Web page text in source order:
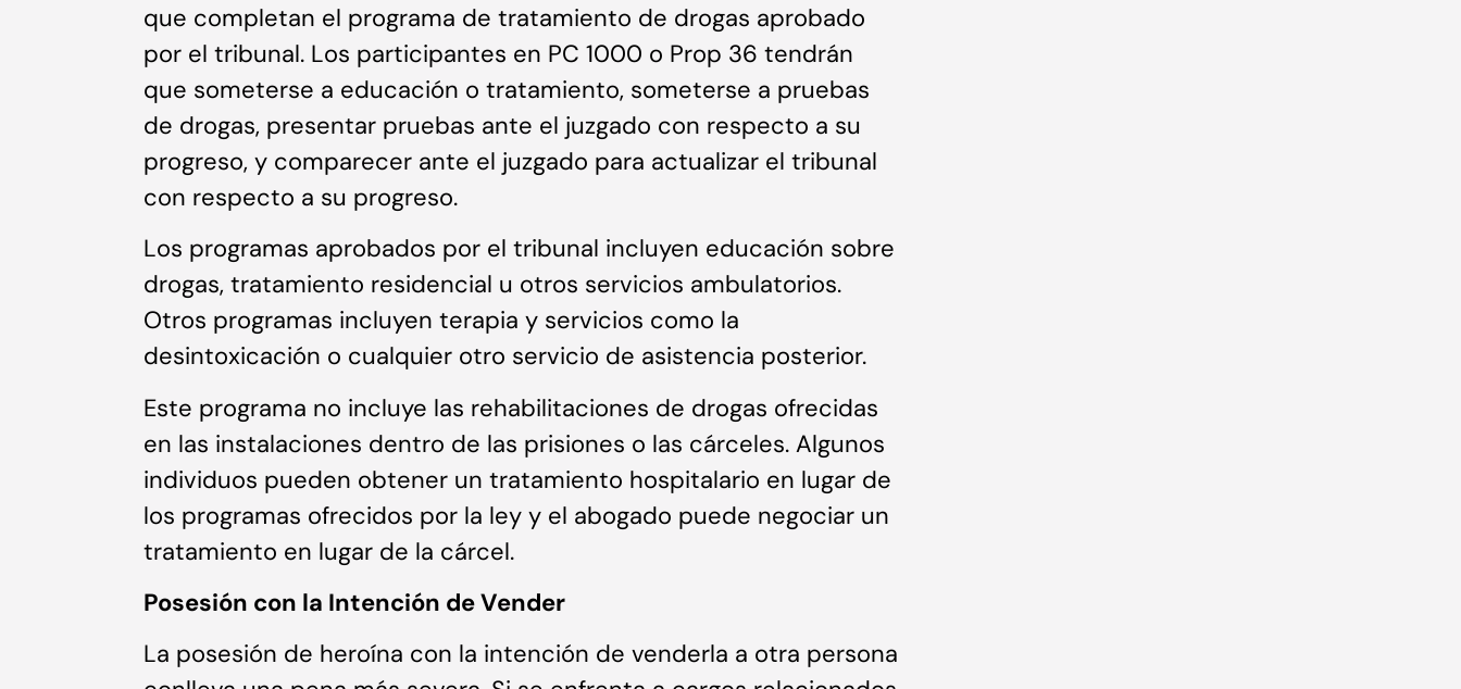
que completan el programa de tratamiento de drogas aprobado
por el tribunal. Los participantes en PC 1000 o Prop 36 tendrán
que someterse a educación o tratamiento, someterse a pruebas
de drogas, presentar pruebas ante el juzgado con respecto a su
progreso, y comparecer ante el juzgado para actualizar el tribunal
con respecto a su progreso.
Los programas aprobados por el tribunal incluyen educación sobre
drogas, tratamiento residencial u otros servicios ambulatorios.
Otros programas incluyen terapia y servicios como la
desintoxicación o cualquier otro servicio de asistencia posterior.
Este programa no incluye las rehabilitaciones de drogas ofrecidas
en las instalaciones dentro de las prisiones o las cárceles. Algunos
individuos pueden obtener un tratamiento hospitalario en lugar de
los programas ofrecidos por la ley y el abogado puede negociar un
tratamiento en lugar de la cárcel.
Posesión con la Intención de Vender
La posesión de heroína con la intención de venderla a otra persona